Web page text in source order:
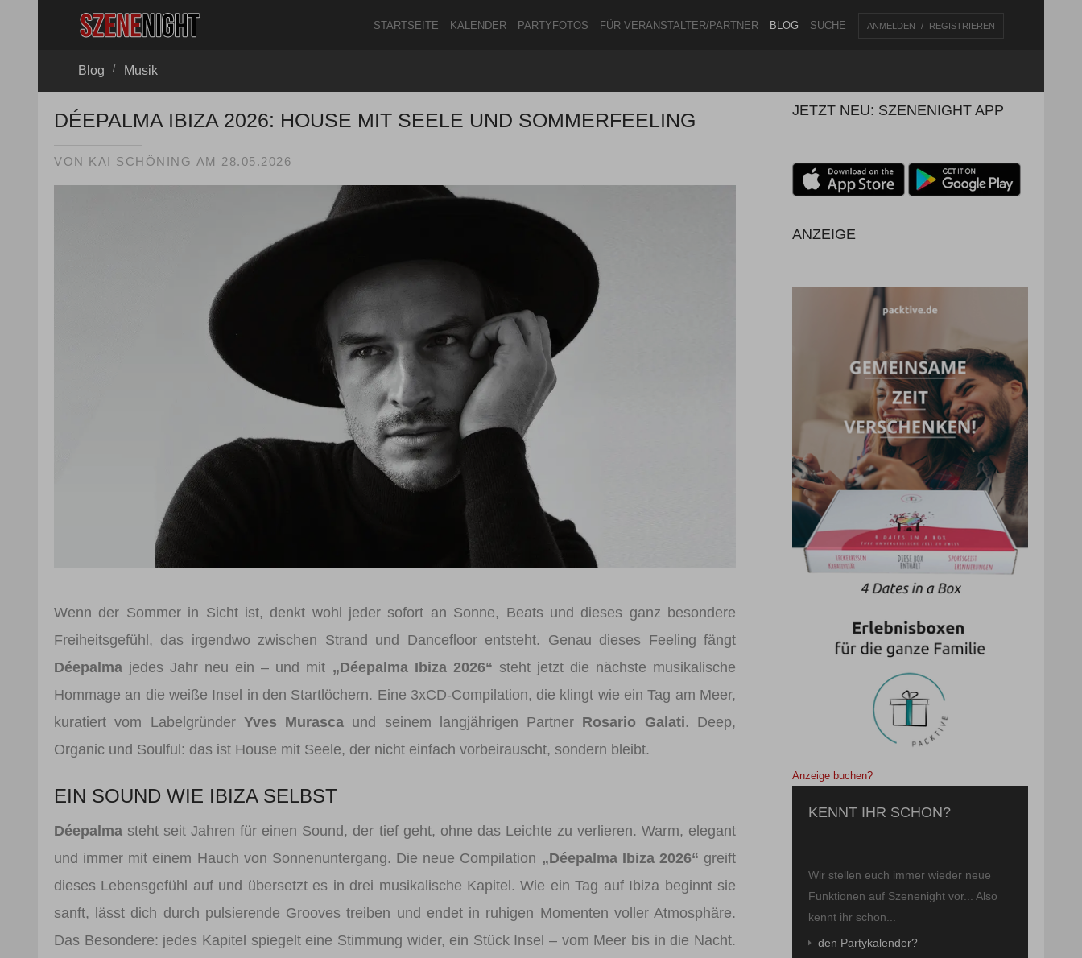
ANMELDEN REGISTRIEREN
STARTSEITE KALENDER PARTYFOTOS FÜR VERANSTALTER/PARTNER BLOG SUCHE
Blog / Musik
DÉEPALMA IBIZA 2026: HOUSE MIT SEELE UND SOMMERFEELING
VON KAI SCHÖNING AM 28.05.2026
Wenn der Sommer in Sicht ist, denkt wohl jeder sofort an Sonne, Beats und dieses ganz besondere
Freiheitsgefühl, das irgendwo zwischen Strand und Dancefloor entsteht. Genau dieses Feeling fängt
Déepalma jedes Jahr neu ein – und mit „Déepalma Ibiza 2026“ steht jetzt die nächste musikalische
Hommage an die weiße Insel in den Startlöchern. Eine 3xCD-Compilation, die klingt wie ein Tag am Meer,
kuratiert vom Labelgründer Yves Murasca und seinem langjährigen Partner Rosario Galati. Deep,
Organic und Soulful: das ist House mit Seele, der nicht einfach vorbeirauscht, sondern bleibt.
EIN SOUND WIE IBIZA SELBST
Déepalma steht seit Jahren für einen Sound, der tief geht, ohne das Leichte zu verlieren. Warm, elegant
und immer mit einem Hauch von Sonnenuntergang. Die neue Compilation „Déepalma Ibiza 2026“ greift
dieses Lebensgefühl auf und übersetzt es in drei musikalische Kapitel. Wie ein Tag auf Ibiza beginnt sie
sanft, lässt dich durch pulsierende Grooves treiben und endet in ruhigen Momenten voller Atmosphäre.
Das Besondere: jedes Kapitel spiegelt eine Stimmung wider, ein Stück Insel – vom Meer bis in die Nacht.
JETZT NEU: SZENENIGHT APP
ANZEIGE
Anzeige buchen?
KENNT IHR SCHON?
Wir stellen euch immer wieder neue
Funktionen auf Szenenight vor... Also
kennt ihr schon...
den Partykalender?
ANMELDEN
ANMELDEN
Registrieren
Benutzername vergessen
Passwort vergessen
Anmelden über ein Soziales Netzwerk
Mit Facebook anmelden
Mit Google anmelden
Mit Apple anmelden